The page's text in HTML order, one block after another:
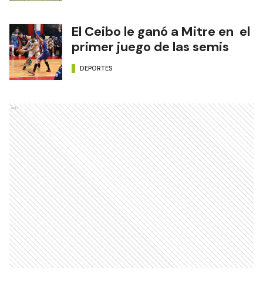
El Ceibo le ganó a Mitre en el
primer juego de las semis
DEPORTES
Ads